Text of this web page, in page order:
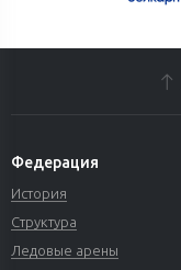
Федерация
История
Структура
Ледовые арены